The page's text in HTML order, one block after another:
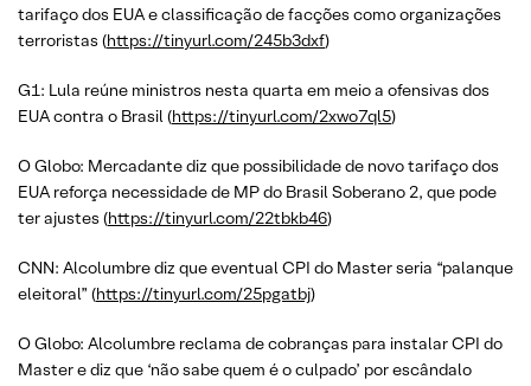
tarifaço dos EUA e classificação de facções como organizações
terroristas (https://tinyurl.com/245b3dxf)
G1: Lula reúne ministros nesta quarta em meio a ofensivas dos
EUA contra o Brasil (https://tinyurl.com/2xwo7ql5)
O Globo: Mercadante diz que possibilidade de novo tarifaço dos
EUA reforça necessidade de MP do Brasil Soberano 2, que pode
ter ajustes (https://tinyurl.com/22tbkb46)
CNN: Alcolumbre diz que eventual CPI do Master seria “palanque
eleitoral” (https://tinyurl.com/25pgatbj)
O Globo: Alcolumbre reclama de cobranças para instalar CPI do
Master e diz que ‘não sabe quem é o culpado’ por escândalo